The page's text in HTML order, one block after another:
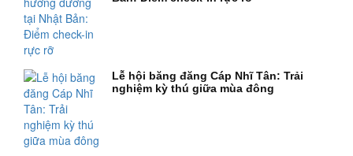
Lễ hội băng đăng Cáp Nhĩ Tân: Trải
nghiệm kỳ thú giữa mùa đông